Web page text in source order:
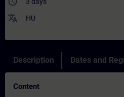
translate HU
Description Dates and
Content